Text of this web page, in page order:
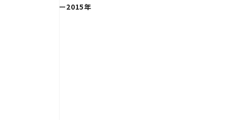
2015年